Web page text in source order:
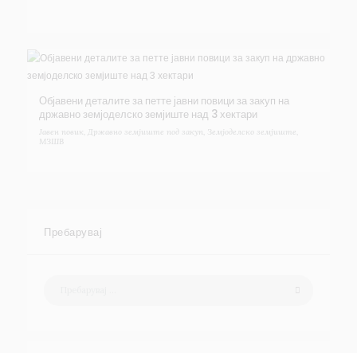
Објавени деталите за петте јавни повици за закуп на
државно земјоделско земјиште над 3 хектари
Јавен повик Државно земјиште под закуп Земјоделско земјиште
МЗШВ
Пребарувај